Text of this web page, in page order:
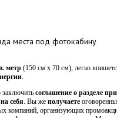
места под фотокабину
метр (150 см х 70 см), легко
.
заключить соглашение о разделе
себя. Вы же получаете
компаний, организующих